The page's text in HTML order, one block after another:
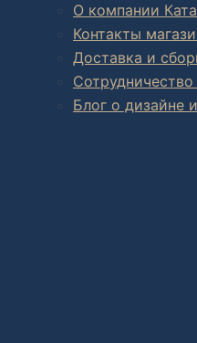
О компании
Контакты
Доставка и
Блог о дизайне
Комплексное